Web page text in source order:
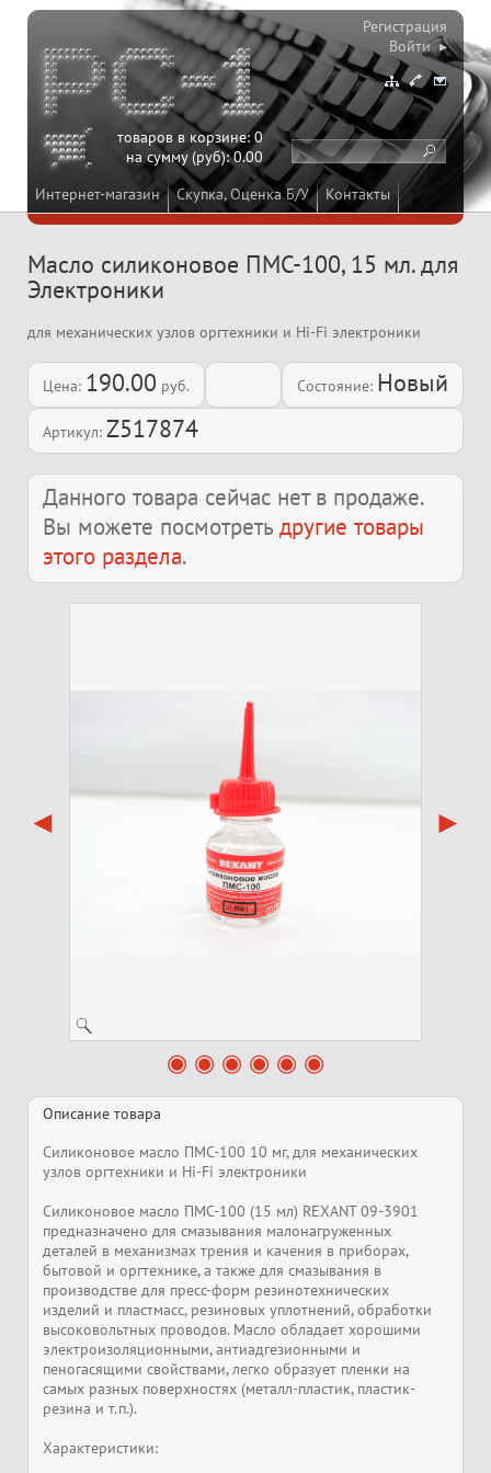
Интернет-магазин Скупка, Оценка Б/У Контакты
товаров в корзине:0
на сумму (руб):0.00
Регистрация
Войти ▸
Масло силиконовое ПМС-100, 15 мл. для
Электроники
для механических узлов оргтехники и Hi-Fi электроники
Цена: 190.00 руб. Состояние: Новый
Артикул: Z517874
Данного товара сейчас нет в продаже.
Вы можете посмотреть другие товары
этого раздела.
Описание товара
Силиконовое масло ПМС-100 10 мг, для механических
узлов оргтехники и Hi-Fi электроники
Силиконовое масло ПМС-100 (15 мл) REXANT 09-3901
предназначено для смазывания малонагруженных
деталей в механизмах трения и качения в приборах,
бытовой и оргтехнике, а также для смазывания в
производстве для пресс-форм резинотехнических
изделий и пластмасс, резиновых уплотнений, обработки
высоковольтных проводов. Масло обладает хорошими
электроизоляционными, антиадгезионными и
пеногасящими свойствами, легко образует пленки на
самых разных поверхностях (металл-пластик, пластик-
резина и т.п.).
Характеристики: